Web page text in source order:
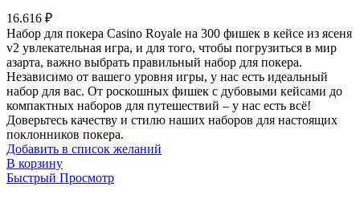
16.616 ₽
Набор для покера Casino Royale на 300 фишек в кейсе из ясеня
v2 увлекательная игра, и для того, чтобы погрузиться в мир
азарта, важно выбрать правильный набор для покера.
Независимо от вашего уровня игры, у нас есть идеальный
набор для вас. От роскошных фишек с дубовыми кейсами до
компактных наборов для путешествий – у нас есть всё!
Доверьтесь качеству и стилю наших наборов для настоящих
поклонников покера.
Добавить в список желаний
В корзину
Быстрый Просмотр